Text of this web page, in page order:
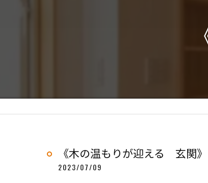
《木の温もりが迎える 玄関》
2023/07/09